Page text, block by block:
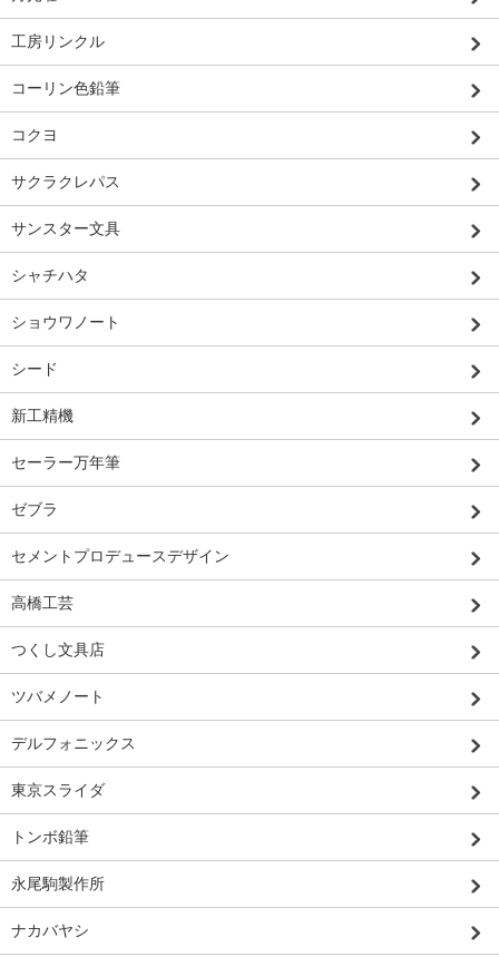
工房リンクル
コーリン色鉛筆
コクヨ
サクラクレパス
サンスター文具
シャチハタ
ショウワノート
シード
新工精機
セーラー万年筆
ゼブラ
セメントプロデュースデザイン
高橋工芸
つくし文具店
ツバメノート
デルフォニックス
東京スライダ
トンボ鉛筆
永尾駒製作所
ナカバヤシ